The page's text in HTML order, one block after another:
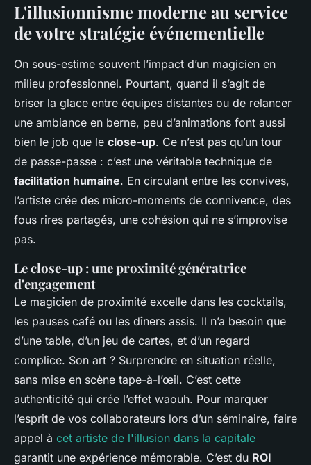
L'illusionnisme moderne au service
de votre stratégie événementielle
On sous-estime souvent l’impact d’un magicien en
milieu professionnel. Pourtant, quand il s’agit de
briser la glace entre équipes distantes ou de relancer
une ambiance en berne, peu d’animations font aussi
bien le job que le close-up. Ce n’est pas qu’un tour
de passe-passe : c’est une véritable technique de
facilitation humaine. En circulant entre les convives,
l’artiste crée des micro-moments de connivence, des
fous rires partagés, une cohésion qui ne s’improvise
pas.
Le close-up : une proximité génératrice
d'engagement
Le magicien de proximité excelle dans les cocktails,
les pauses café ou les dîners assis. Il n’a besoin que
d’une table, d’un jeu de cartes, et d’un regard
complice. Son art ? Surprendre en situation réelle,
sans mise en scène tape-à-l’œil. C’est cette
authenticité qui crée l’effet waouh. Pour marquer
l’esprit de vos collaborateurs lors d’un séminaire, faire
appel à cet artiste de l'illusion dans la capitale
garantit une expérience mémorable. C’est du ROI